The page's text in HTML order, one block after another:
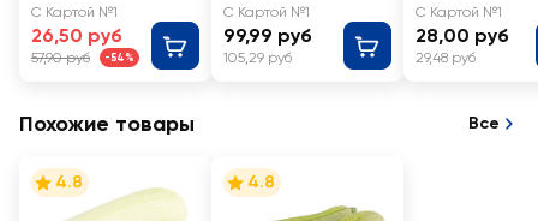
С Картой №1
26,50 руб
57,90 руб -54%
С Картой №1
99,99 руб
105,29 руб
С Картой №1
28,00 руб
29,48 руб
Похожие товары Все
4.8 4.8